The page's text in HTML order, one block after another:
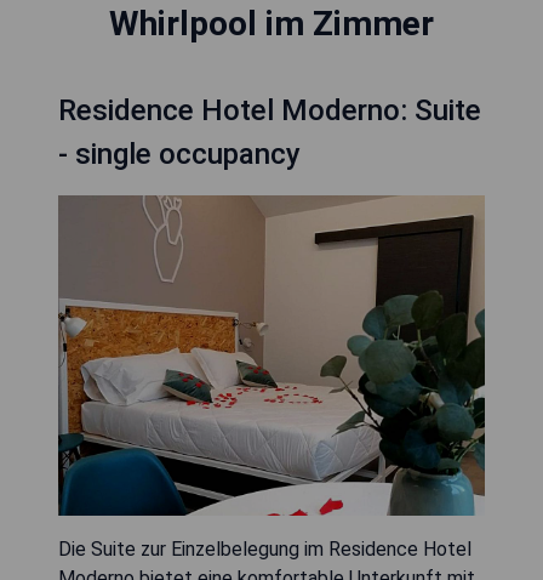
Whirlpool im Zimmer
Residence Hotel Moderno: Suite
- single occupancy
Die Suite zur Einzelbelegung im Residence Hotel